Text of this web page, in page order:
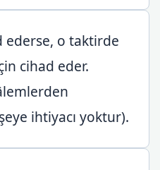
ederse, o taktirde
cihad eder.
ihtiyacı yoktur).